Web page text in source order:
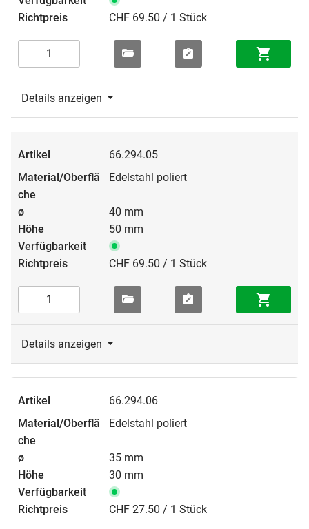
CHF 69.50 / 1 Stück
Details anzeigen
66.294.05
Edelstahl poliert
40 mm
50 mm
CHF 69.50 / 1 Stück
Details anzeigen
66.294.06
Edelstahl poliert
35 mm
30 mm
CHF 27.50 / 1 Stück